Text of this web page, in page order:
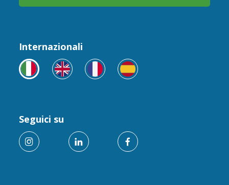
Internazionali
Seguici su